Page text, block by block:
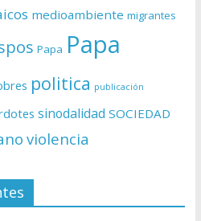
medioambiente migrantes
Papa Papa
politica publicación
sinodalidad SOCIEDAD
violencia